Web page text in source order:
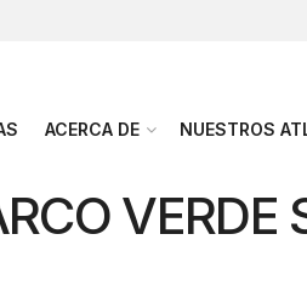
ACERCA DE NUESTROS
VERDE